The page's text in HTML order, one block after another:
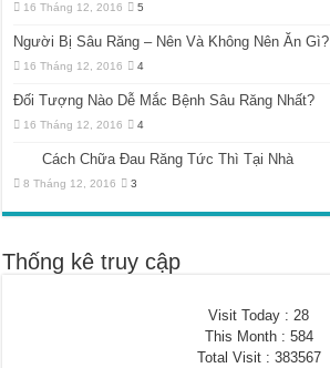
16 Tháng 12, 2016 5
Người Bị Sâu Răng – Nên Và Không Nên Ăn Gì?
16 Tháng 12, 2016 4
Đối Tượng Nào Dễ Mắc Bệnh Sâu Răng Nhất?
16 Tháng 12, 2016 4
Cách Chữa Đau Răng Tức Thì Tại Nhà
8 Tháng 12, 2016 3
Thống kê truy cập
Visit Today : 28
This Month : 584
Total Visit : 383567